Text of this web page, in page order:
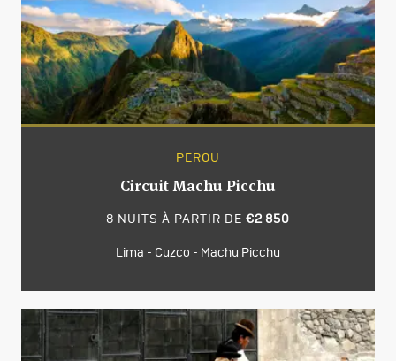
PEROU
Circuit Machu Picchu
8 NUITS À PARTIR DE €2 850
Lima - Cuzco - Machu Picchu